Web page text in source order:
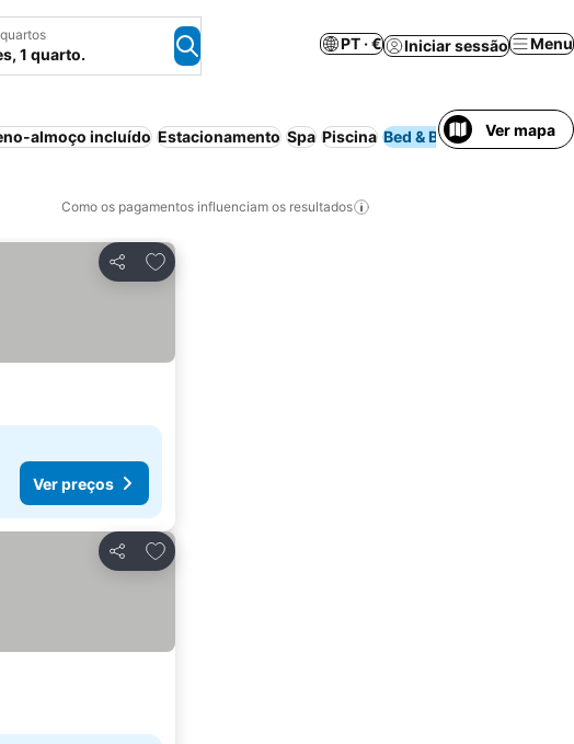
1 quarto.
PT · € Iniciar sessão Menu
almoço incluído Estacionamento Spa Piscina Bed & Breakfast Casa
Ver mapa
Como os pagamentos influenciam os resultados
Partilhar
Adicionar aos favoritos
Ver preços
Partilhar
Adicionar aos favoritos